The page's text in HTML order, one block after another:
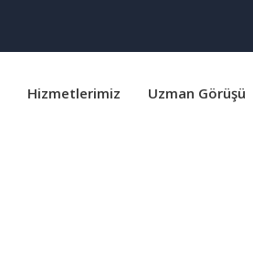
Hizmetlerimiz Uzman Görüşü